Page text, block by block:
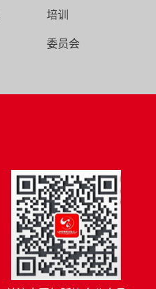
培训
委员会